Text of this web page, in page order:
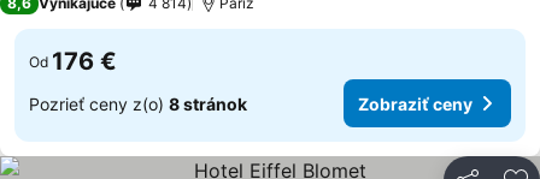
Od 176 €
Pozrieť ceny z(o) 8 stránok Zobraziť ceny